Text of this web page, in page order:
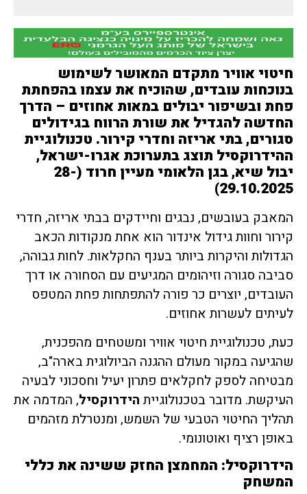
חיטוי אוויר מתקדם המאושר לשימוש
בנוכחות עובדים, שהוכיח את עצמו בהפחתת
פחת ובשיפור יבולים במאות אחוזים – הדרך
החדשה להגדיל את שורת הרווח בגידולים
סגורים, בתי אריזה וחדרי קירור. טכנולוגיית
ההידרוקסיל תוצג בתערוכת אגרו-ישראל,
יבול שיא, בגן הלאומי מעיין חרוד (28-
29.10.2025)
המאבק בעובשים, נבגים וחיידקים בבתי אריזה, חדרי
קירור וחוות גידול אינדור הוא אחת מנקודות הכאב
הגדולות והיקרות ביותר בענף החקלאות. לחות גבוהה,
סביבה סגורה וזיהומים המגיעים עם הסחורה או דרך
העובדים, יוצרים כר פורה להתפתחות פחת המטפס
לעיתים לעשרות אחוזים.
כעת, טכנולוגיית חיטוי אוויר ומשטחים מהפכנית,
שהגיעה במקור מעולם ההגנה הביולוגית בארה"ב,
מבטיחה לספק לחקלאים פתרון יעיל וחסכוני לבעיה
העיקשת. מדובר בטכנולוגיית הידרוקסיל, המדמה את
תהליך החיטוי הטבעי של השמש, ומנטרלת מזהמים
באופן רציף ואוטונומי.
הידרוקסיל: המחמצן החזק ששינה את כללי
המשחק